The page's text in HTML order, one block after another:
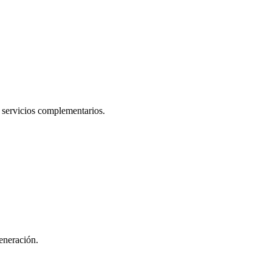
complementarios.